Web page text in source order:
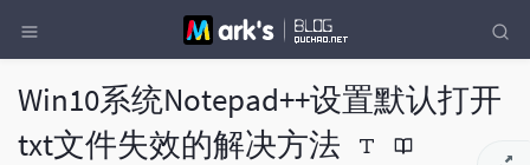
Win10系统Notepad++设置默认打开
txt文件失效的解决方法